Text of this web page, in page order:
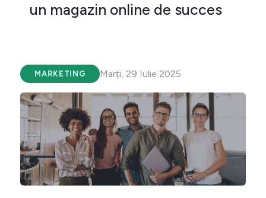
un magazin online de succes
MARKETING Marți, 29 Iulie 2025